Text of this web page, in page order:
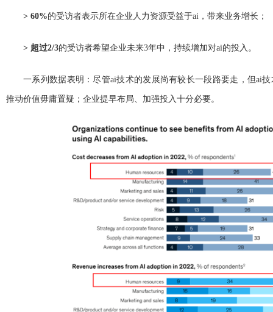
> 60%的受访者表示所在企业人力资源受益于ai，带来业务增长；
> 超过2/3的受访者希望企业未来3年中，持续增加对ai的投入。
一系列数据表明：尽管ai技术的发展尚有较长一段路要走，但ai
推动价值毋庸置疑；企业提早布局、加强投入十分必要。